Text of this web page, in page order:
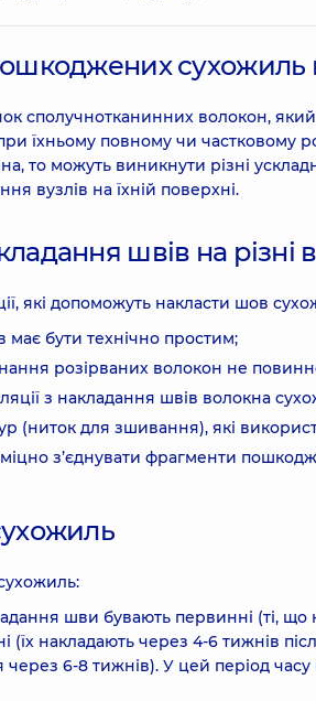
сухожиль
сполучнотканинних волокон,
їхньому повному чи частковому
то можуть виникнути різні
вузлів на їхній поверхні.
швів на різні
які допоможуть накласти шов
має бути технічно простим;
розірваних волокон не
з накладання швів волокна
(ниток для зшивання), які
з’єднувати фрагменти
шви бувають первинні (ті,
(їх накладають через 4-6 тижнів
через 6-8 тижнів). У цей період